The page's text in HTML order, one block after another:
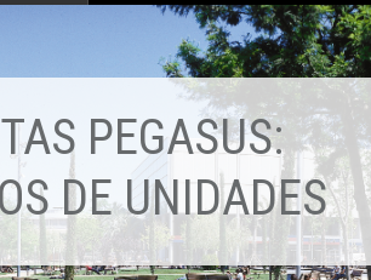
PEGASUS:
DE UNIDADES